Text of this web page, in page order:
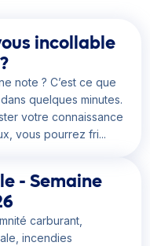
incollable
note ? C’est ce que
quelques minutes.
votre connaissance
vous pourrez fri...
- Semaine
carburant,
incendies